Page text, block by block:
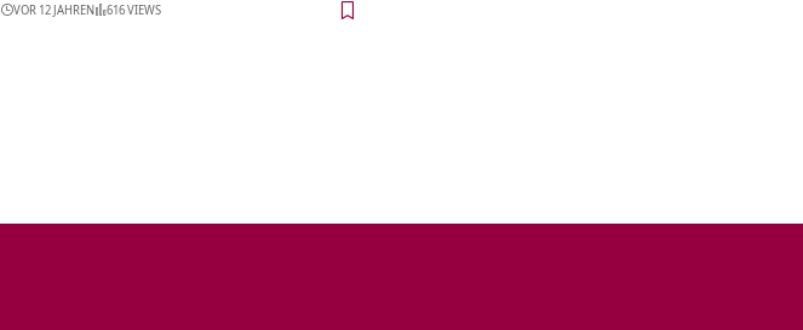
VOR 12 JAHREN 616 VIEWS